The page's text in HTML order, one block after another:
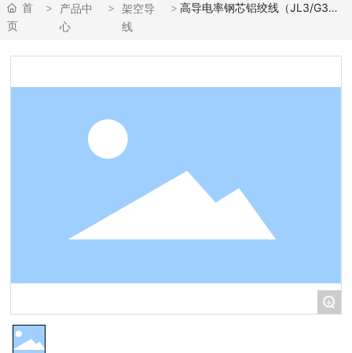
首
页
产品中
心
架空导
线
高导电率钢芯铝绞线（JL3/G3A）
+